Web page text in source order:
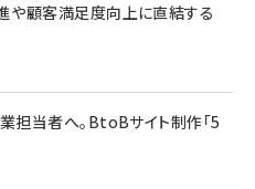
や顧客満足度向上に直結する
担当者へ。BtoBサイト制作「5